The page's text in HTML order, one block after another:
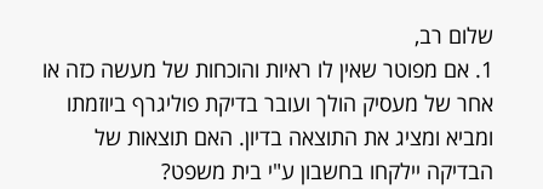
שלום רב,
1. אם מפוטר שאין לו ראיות והוכחות של מעשה כזה או
אחר של מעסיק הולך ועובר בדיקת פוליגרף ביוזמתו
ומביא ומציג את התוצאה בדיון. האם תוצאות של
הבדיקה יילקחו בחשבון ע"י בית משפט?